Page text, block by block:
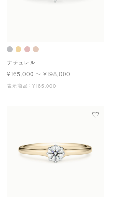
ナチュレル
¥165,000 〜 ¥198,000
表示商品： ¥165,000